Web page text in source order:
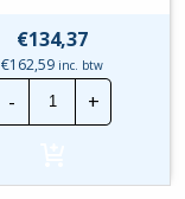
€134,37
€162,59 inc. btw
-
Eaton
xPole
MRB6
16A
+